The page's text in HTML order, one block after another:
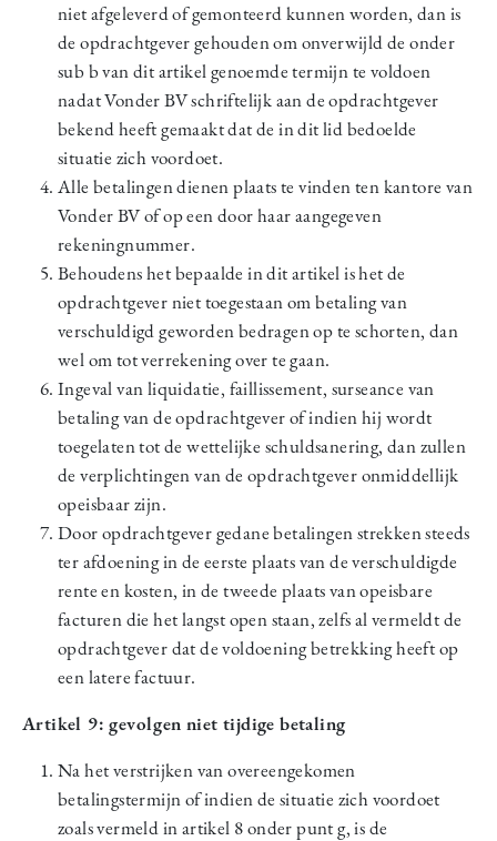
niet afgeleverd of gemonteerd kunnen worden, dan is
de opdrachtgever gehouden om onverwijld de onder
sub b van dit artikel genoemde termijn te voldoen
nadat Vonder BV schriftelijk aan de opdrachtgever
bekend heeft gemaakt dat de in dit lid bedoelde
situatie zich voordoet.
Alle betalingen dienen plaats te vinden ten kantore van
Vonder BV of op een door haar aangegeven
rekeningnummer.
Behoudens het bepaalde in dit artikel is het de
opdrachtgever niet toegestaan om betaling van
verschuldigd geworden bedragen op te schorten, dan
wel om tot verrekening over te gaan.
Ingeval van liquidatie, faillissement, surseance van
betaling van de opdrachtgever of indien hij wordt
toegelaten tot de wettelijke schuldsanering, dan zullen
de verplichtingen van de opdrachtgever onmiddellijk
opeisbaar zijn.
Door opdrachtgever gedane betalingen strekken steeds
ter afdoening in de eerste plaats van de verschuldigde
rente en kosten, in de tweede plaats van opeisbare
facturen die het langst open staan, zelfs al vermeldt de
opdrachtgever dat de voldoening betrekking heeft op
een latere factuur.
Artikel 9: gevolgen niet tijdige betaling
Na het verstrijken van overeengekomen
betalingstermijn of indien de situatie zich voordoet
zoals vermeld in artikel 8 onder punt g, is de